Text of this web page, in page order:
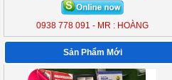
0938 778 091 - MR : HOÀNG
Sản Phẩm Mới
ĐÈN LIỀN THỂ KOBE 7300 (
300W )
KB - 7300